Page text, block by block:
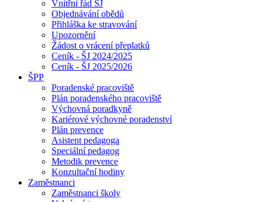
Vnitřní řád ŠJ
Objednávání obědů
Přihláška ke stravování
Upozornění
Žádost o vrácení přeplatků
Ceník - ŠJ 2024/2025
Ceník - ŠJ 2025/2026
ŠPP
Poradenské pracoviště
Plán poradenského pracoviště
Výchovná poradkyně
Kariérové výchovné poradenství
Plán prevence
Asistent pedagoga
Speciální pedagog
Metodik prevence
Konzultační hodiny
Zaměstnanci
Zaměstnanci školy